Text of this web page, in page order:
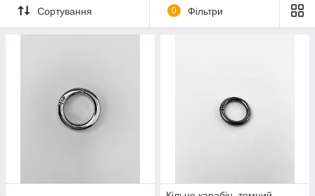
Сортування 0 Фільтри